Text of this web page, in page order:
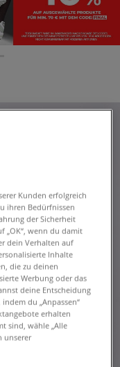
Kunden erfolgreich
ihren Bedürfnissen
der Sicherheit
„OK“, wenn du damit
dein Verhalten auf
Inhalte
die zu deinen
Werbung oder das
deine Entscheidung
du „Anpassen“
erhalten
sind, wähle „Alle
unserer